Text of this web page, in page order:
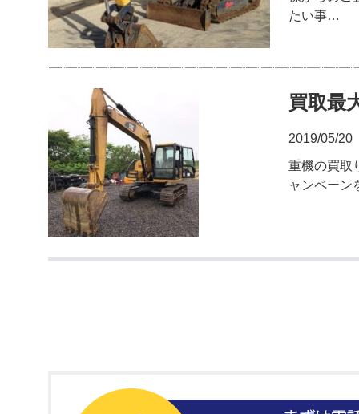
たい事…
買取最
2019/05/20
重機の買取
ャンペーン